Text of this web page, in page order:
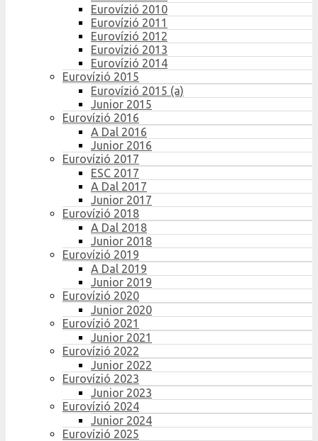
Eurovízió 2010
Eurovízió 2011
Eurovízió 2012
Eurovízió 2013
Eurovízió 2014
Eurovízió 2015
Eurovízió 2015 (a)
Junior 2015
Eurovízió 2016
A Dal 2016
Junior 2016
Eurovízió 2017
ESC 2017
A Dal 2017
Junior 2017
Eurovízió 2018
A Dal 2018
Junior 2018
Eurovízió 2019
A Dal 2019
Junior 2019
Eurovízió 2020
Junior 2020
Eurovízió 2021
Junior 2021
Eurovízió 2022
Junior 2022
Eurovízió 2023
Junior 2023
Eurovízió 2024
Junior 2024
Eurovízió 2025